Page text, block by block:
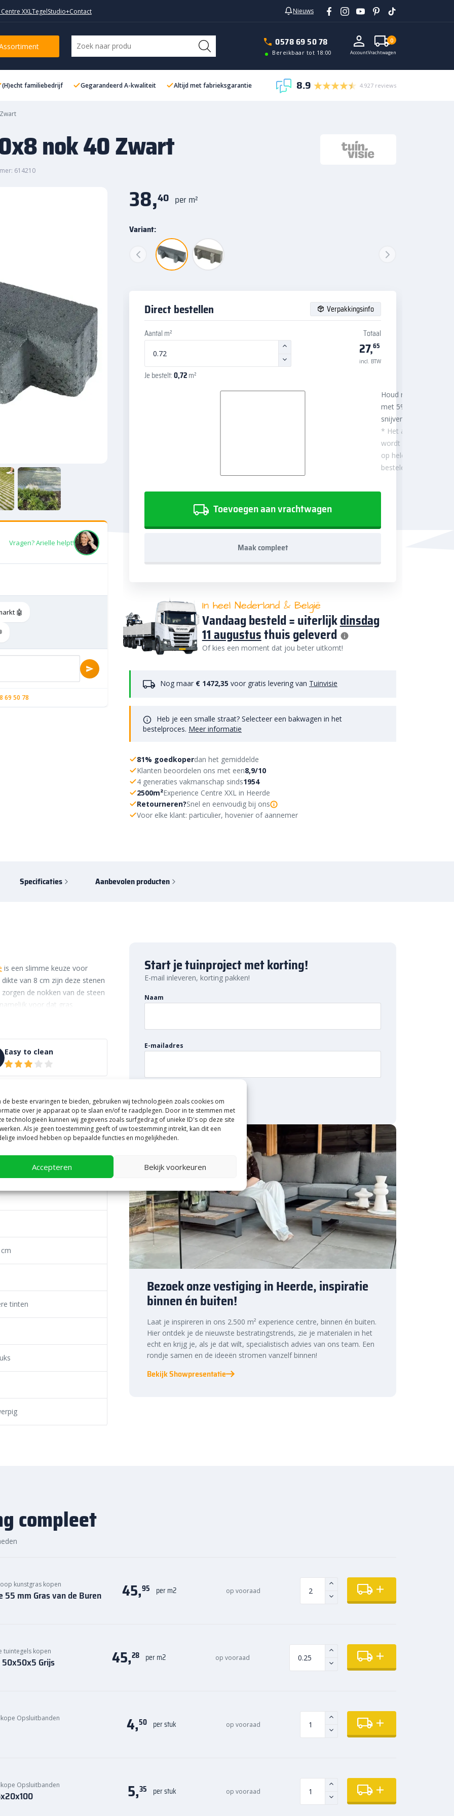
de beste ervaringen te bieden, gebruiken wij technologieën zoals cookies om
over je apparaat op te slaan en/of te raadplegen. Door in te stemmen met
technologieën kunnen wij gegevens zoals surfgedrag of unieke ID's op deze site
Als je geen toestemming geeft of uw toestemming intrekt, kan dit een
invloed hebben op bepaalde functies en mogelijkheden.
Accepteren Bekijk voorkeuren
XXLTegelStudio+Contact Nieuws
0578 69 50 78
Bereikbaar tot 18:00 AccountVrachtwagen
0
(H)echt familiebedrijf Gegarandeerd A-kwaliteit Altijd met fabrieksgarantie 8.9 4.927 reviews
nok 40 Zwart
614210
Vragen? Arielle helpt!
🤖
69 50 78
38,40 per m²
Variant:
Direct bestellen Verpakkingsinfo
Aantal m²
Je bestelt:0,72m²
Totaal
27,65
incl. BTW
Houd rekening
met 5%
snijverlies
* Het aantal m²
wordt afgerond
op hele
besteleenheden.
Toevoegen aan vrachtwagen
Maak compleet
In heel Nederland & België
Vandaag besteld = uiterlijkdinsdag
11 augustusthuis geleverd
Of kies een moment dat jou beter uitkomt!
Nog maar € 1472,35 voor gratis levering van Tuinvisie
Heb je een smalle straat? Selecteer een bakwagen in het
bestelproces. Meer informatie
81% goedkoperdan het gemiddelde
Klanten beoordelen ons met een8,9/10
4 generaties vakmanschap sinds1954
2500m²Experience Centre XXL in Heerde
Retourneren?Snel en eenvoudig bij ons
Voor elke klant: particulier, hovenier of aannemer
Specificaties Aanbevolen producten
is een slimme keuze voor
van 8 cm zijn deze stenen
de nokken van de steen
voor dat gras
Wil je een groene tuin of
Lineo stenen de perfecte
is de waterpasserende
nokken. De nokken
voldoende ruimte biedt voor
droog, zelfs na een zware
stromen, wat plassen
extra brede voeg ruimte voor
is.
Dan heb je een speciale
genoeg. Voeg daarom een
je de ondergrond extra
je deze automatisch
Hydro Lineo bestrating
prijs, snelle
prijs in Nederland. Dankzij
eens snel aan de slag met
40 Zwart bij
Easy to clean
tinten
Start je tuinproject met korting!
E-mail inleveren, korting pakken!
Naam
E-mailadres
Bezoek onze vestiging in Heerde, inspiratie
binnen én buiten!
Laat je inspireren in ons 2.500 m² experience centre, binnen én buiten.
Hier ontdek je de nieuwste bestratingstrends, zie je materialen in het
echt en krijg je, als je dat wilt, specialistisch advies van ons team. Een
rondje samen en de ideeën stromen vanzelf binnen!
Bekijk Showpresentatie
compleet
kunstgras kopen
55 mm Gras van de Buren 45,95 per m2 op vooraad
tuintegels kopen
50x50x5 Grijs 45,28 per m2 op vooraad
Opsluitbanden 4,50 per stuk op vooraad
Opsluitbanden 5,35 per stuk op vooraad
In vrachtwagen